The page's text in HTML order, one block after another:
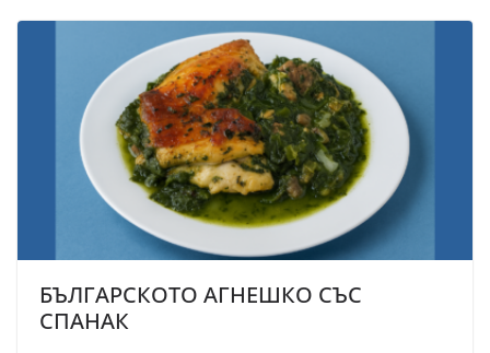
БЪЛГАРСКОТО АГНЕШКО СЪС
СПАНАК